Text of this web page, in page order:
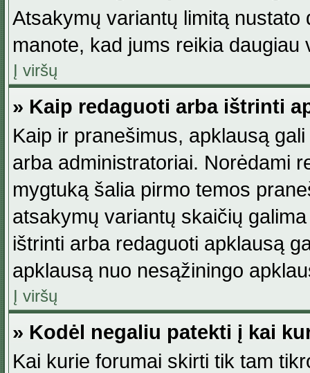
Atsakymų variantų limitą
manote, kad jums reikia daugiau
Į viršų
» Kaip redaguoti arba ištrinti
Kaip ir pranešimus, apklausą
arba administratoriai. Norėdami
mygtuką šalia pirmo temos
atsakymų variantų skaičių
ištrinti arba redaguoti apklausą
apklausą nuo nesąžiningo
Į viršų
» Kodėl negaliu patekti į kai
Kai kurie forumai skirti tik tam